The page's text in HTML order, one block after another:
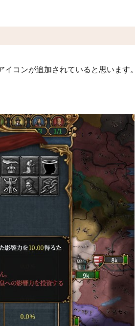
コンが追加されていると思います。